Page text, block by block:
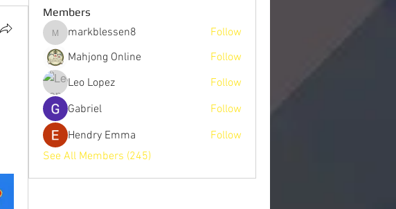
Members
markblessen8
markblessen8
Follow
Mahjong Online
Follow
Leo Lopez
Follow
Gabriel
Follow
Hendry Emma
Follow
See All Members (245)